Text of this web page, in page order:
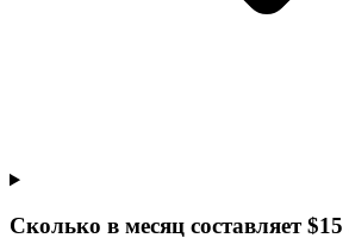
Сколько в месяц составляет $15